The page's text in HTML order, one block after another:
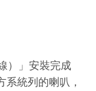
）」安裝完成
統列的喇叭，